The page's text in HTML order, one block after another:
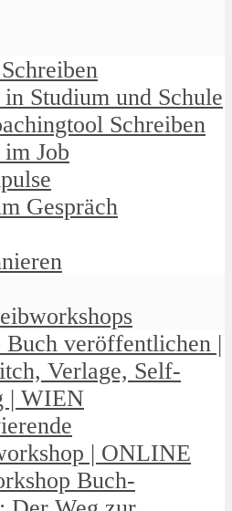
Studium und Schule
Schreiben
Job
Gespräch
Buch veröffentlichen |
Verlage, Self-
| WIEN
| ONLINE
Buch-